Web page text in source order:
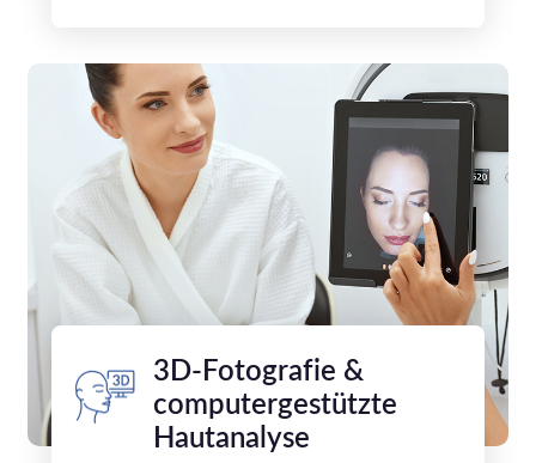
3D-Fotografie &
computergestützte
Hautanalyse